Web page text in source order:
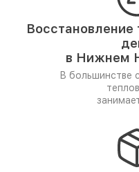
Восстановление
в Нижнем
В большинстве